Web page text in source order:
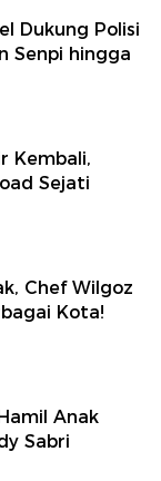
Dukung Polisi
Senpi hingga
Kembali,
Sejati
Chef Wilgoz
Kota!
Anak
Sabri